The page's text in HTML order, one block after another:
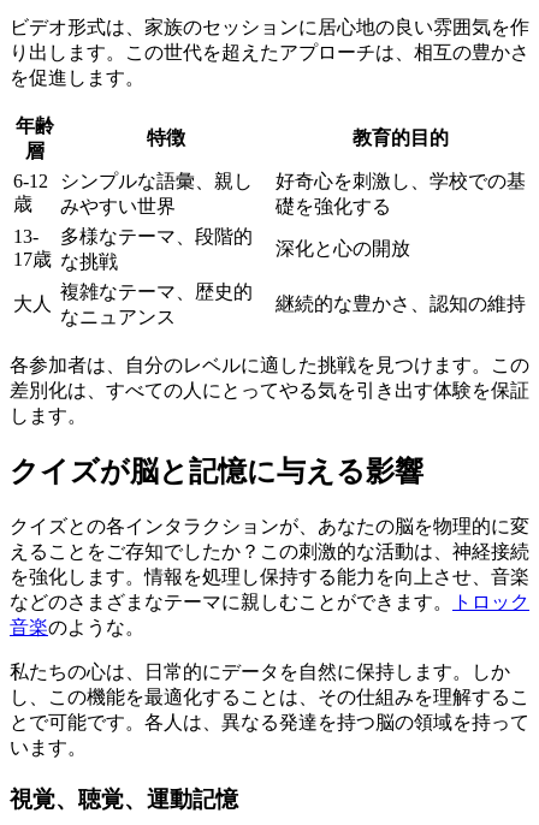
ビデオ形式は、家族のセッションに居心地の良い雰囲気を作
り出します。この世代を超えたアプローチは、相互の豊かさ
を促進します。
年齢
層
特徴 教育的目的
6-12
歳
シンプルな語彙、親し
みやすい世界
好奇心を刺激し、学校での基
礎を強化する
13-
17歳
多様なテーマ、段階的
な挑戦
深化と心の開放
大人
複雑なテーマ、歴史的
なニュアンス
継続的な豊かさ、認知の維持
各参加者は、自分のレベルに適した挑戦を見つけます。この
差別化は、すべての人にとってやる気を引き出す体験を保証
します。
クイズが脳と記憶に与える影響
クイズとの各インタラクションが、あなたの脳を物理的に変
えることをご存知でしたか？この刺激的な活動は、神経接続
を強化します。情報を処理し保持する能力を向上させ、音楽
などのさまざまなテーマに親しむことができます。
トロック
音楽のような。
私たちの心は、日常的にデータを自然に保持します。しか
し、この機能を最適化することは、その仕組みを理解するこ
とで可能です。各人は、異なる発達を持つ脳の領域を持って
います。
視覚、聴覚、運動記憶